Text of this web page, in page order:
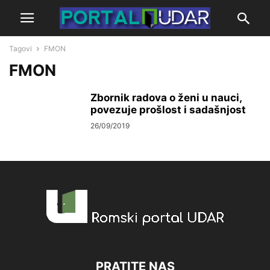
Tagovi FMON
FMON
Zbornik radova o ženi u nauci,
povezuje prošlost i sadašnjost
26/09/2019
PRATITE NAS